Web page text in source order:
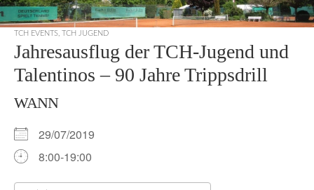
TCH EVENTS TCH JUGEND
Jahresausflug der TCH-Jugend und
Talentinos – 90 Jahre Trippsdrill
WANN
29/07/2019
8:00-19:00